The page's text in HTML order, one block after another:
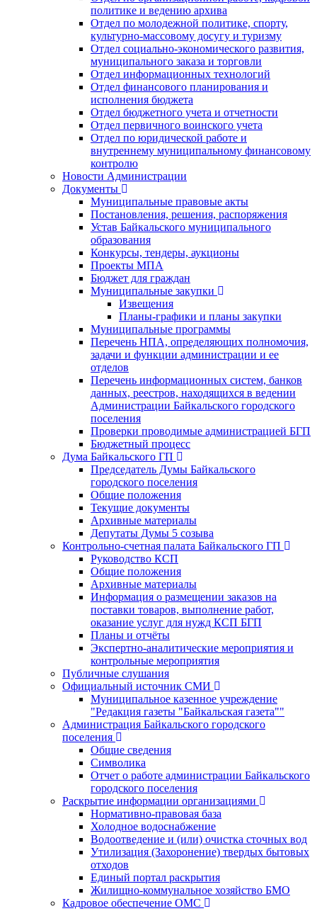
политике и ведению архива
Отдел по молодежной политике, спорту,
культурно-массовому досугу и туризму
Отдел социально-экономического развития,
муниципального заказа и торговли
Отдел информационных технологий
Отдел финансового планирования и
исполнения бюджета
Отдел бюджетного учета и отчетности
Отдел первичного воинского учета
Отдел по юридической работе и
внутреннему муниципальному финансовому
контролю
Новости Администрации
Документы
Муниципальные правовые акты
Постановления, решения, распоряжения
Устав Байкальского муниципального
образования
Конкурсы, тендеры, аукционы
Проекты МПА
Бюджет для граждан
Муниципальные закупки
Извещения
Планы-графики и планы закупки
Муниципальные программы
Перечень НПА, определяющих полномочия,
задачи и функции администрации и ее
отделов
Перечень информационных систем, банков
данных, реестров, находящихся в ведении
Администрации Байкальского городского
поселения
Проверки проводимые администрацией БГП
Бюджетный процесс
Дума Байкальского ГП
Председатель Думы Байкальского
городского поселения
Общие положения
Текущие документы
Архивные материалы
Депутаты Думы 5 созыва
Контрольно-счетная палата Байкальского ГП
Руководство КСП
Общие положения
Архивные материалы
Информация о размещении заказов на
поставки товаров, выполнение работ,
оказание услуг для нужд КСП БГП
Планы и отчёты
Экспертно-аналитические мероприятия и
контрольные мероприятия
Публичные слушания
Официальный источник СМИ
Муниципальное казенное учреждение
"Редакция газеты "Байкальская газета""
Администрация Байкальского городского
поселения
Общие сведения
Символика
Отчет о работе администрации Байкальского
городского поселения
Раскрытие информации организациями
Нормативно-правовая база
Холодное водоснабжение
Водоотведение и (или) очистка сточных вод
Утилизация (Захоронение) твердых бытовых
отходов
Единый портал раскрытия
Жилищно-коммунальное хозяйство БМО
Кадровое обеспечение ОМС